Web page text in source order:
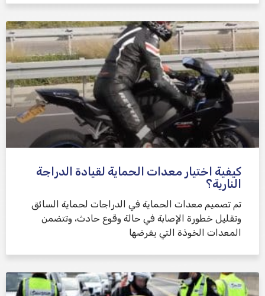
كيفية اختيار معدات الحماية لقيادة الدراجة
النارية؟
تم تصميم معدات الحماية في الدراجات لحماية السائق
وتقليل خطورة الإصابة في حالة وقوع حادث، وتتضمن
المعدات الخوذة التي يفرضها